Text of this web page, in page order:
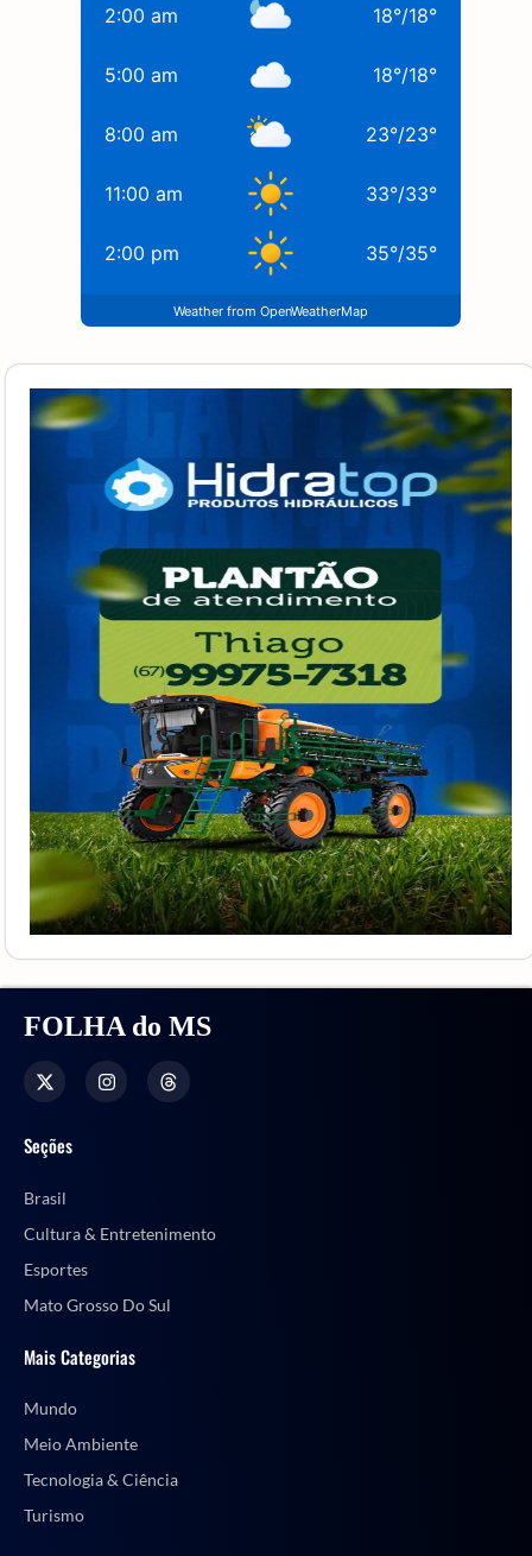
2:00 am 18°/18°
5:00 am 18°/18°
8:00 am 23°/23°
11:00 am 33°/33°
2:00 pm 35°/35°
Weather from OpenWeatherMap
FOLHA do MS
Seções
Brasil
Cultura & Entretenimento
Esportes
Mato Grosso Do Sul
Mais Categorias
Mundo
Meio Ambiente
Tecnologia & Ciência
Turismo